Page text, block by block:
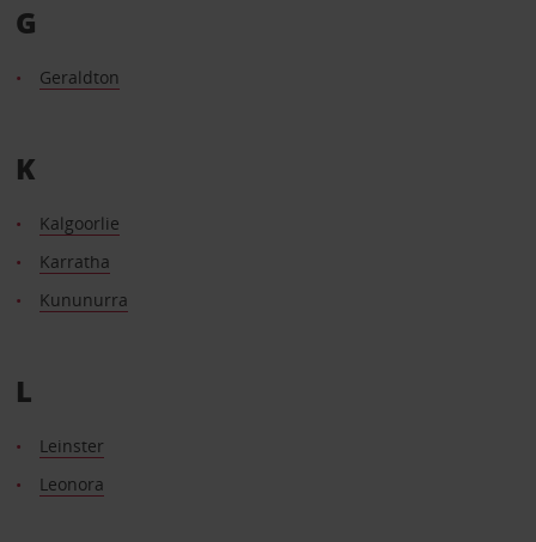
G
Geraldton
K
Kalgoorlie
Karratha
Kununurra
L
Leinster
Leonora